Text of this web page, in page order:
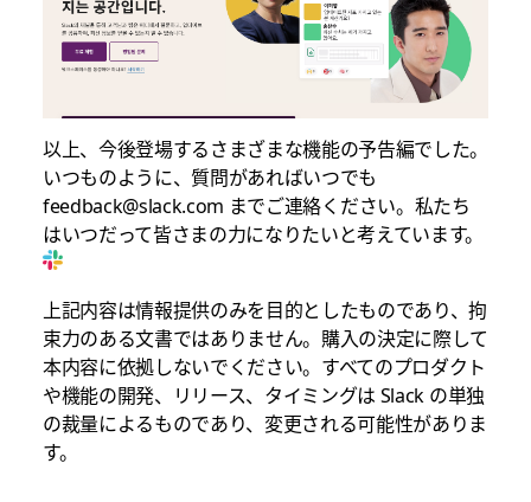
以上、今後登場するさまざまな機能の予告編でした。
いつものように、質問があればいつでも
feedback@slack.com までご連絡ください。私たち
はいつだって皆さまの力になりたいと考えています。
上記内容は情報提供のみを目的としたものであり、拘
束力のある文書ではありません。購入の決定に際して
本内容に依拠しないでください。すべてのプロダクト
や機能の開発、リリース、タイミングは Slack の単独
の裁量によるものであり、変更される可能性がありま
す。